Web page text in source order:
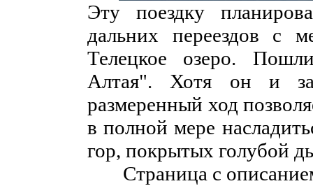
Эту поездку
дальних переездов с
Телецкое озеро.
Алтая". Хотя он и
размеренный ход
в полной мере
гор, покрытых голубой
Страница с